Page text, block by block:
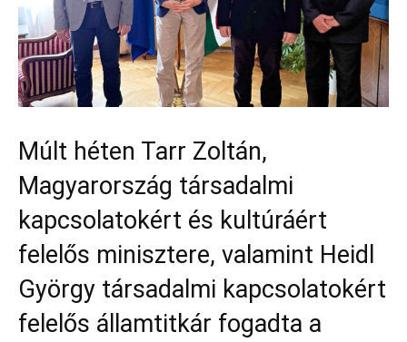
Múlt héten Tarr Zoltán,
Magyarország társadalmi
kapcsolatokért és kultúráért
felelős minisztere, valamint Heidl
György társadalmi kapcsolatokért
felelős államtitkár fogadta a